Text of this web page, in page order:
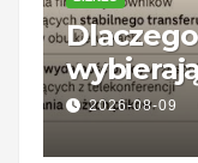
2026-08-09